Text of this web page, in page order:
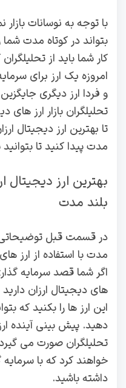
با توجه به نوسانات
بتواند در کوتاه مدت
کار شما باید از
امروزه یک ارز برای
و فردا ارز دیگری
تحلیلگران بازار ارز
تا بهترین ارز دیجیتال
مدت پیدا کنید تا
بهترین ارز دیجیتال
بلند مدت
در قسمت قبل توضیحاتی
مدت با استفاده از ارز
اگر شما قصد سرمایه
های دیجیتال ارزان
این ارز ها را بکنید که
دهید. پیش بینی آینده
تحلیلگران صورت می
خواهند کرد که با
داشته باشید.